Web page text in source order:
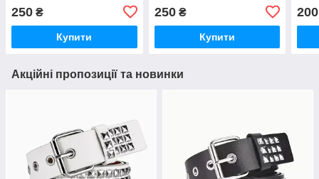
250 ₴
Купити
250₴
Купити
200
Акційні пропозиції та новинки